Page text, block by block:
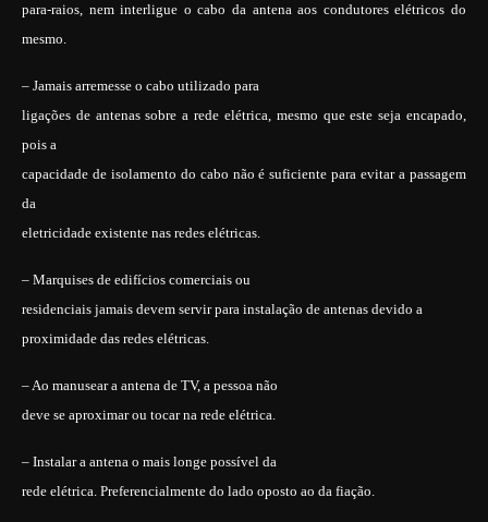
para-raios, nem interligue o cabo da antena aos condutores elétricos do
mesmo.
– Jamais arremesse o cabo utilizado para
ligações de antenas sobre a rede elétrica, mesmo que este seja encapado,
pois a
capacidade de isolamento do cabo não é suficiente para evitar a passagem
da
eletricidade existente nas redes elétricas.
– Marquises de edifícios comerciais ou
residenciais jamais devem servir para instalação de antenas devido a
proximidade das redes elétricas.
– Ao manusear a antena de TV, a pessoa não
deve se aproximar ou tocar na rede elétrica.
– Instalar a antena o mais longe possível da
rede elétrica. Preferencialmente do lado oposto ao da fiação.